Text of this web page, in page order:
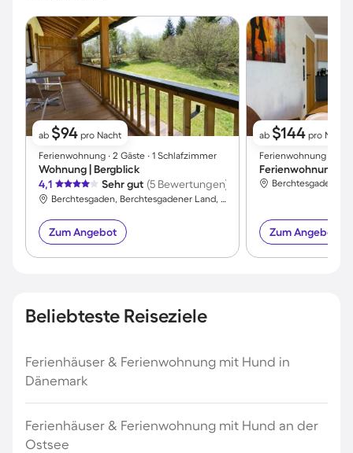
ab $94 pro Nacht
Ferienwohnung ∙ 2 Gäste ∙ 1 Schlafzimmer
Wohnung | Bergblick
4,1
Sehr gut (5 Bewertungen)
Berchtesgaden, Berchtesgadener Land, Deutschland
Zum Angebot
ab $144 pro Nacht
Ferienwohnung ∙ 2
Zum Angebot
Beliebteste Reiseziele
Ferienhäuser & Ferienwohnung mit Hund in
Dänemark
Ferienhäuser & Ferienwohnung mit Hund an der
Ostsee